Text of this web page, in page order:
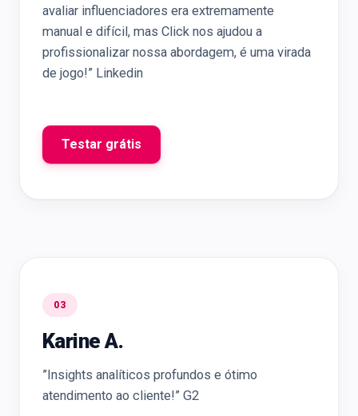
avaliar influenciadores era extremamente
manual e difícil, mas Click nos ajudou a
profissionalizar nossa abordagem, é uma virada
de jogo!” Linkedin
Testar grátis
03
Karine A.
”Insights analíticos profundos e ótimo
atendimento ao cliente!” G2